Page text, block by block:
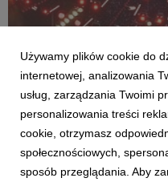
AKTUALNOŚCI
Godzina "W" na 32.
Używamy plików cookie do
internetowej, analizowania
usług, zarządzania Twoimi
personalizowania treści
cookie, otrzymasz
społecznościowych,
sposób przeglądania. Aby